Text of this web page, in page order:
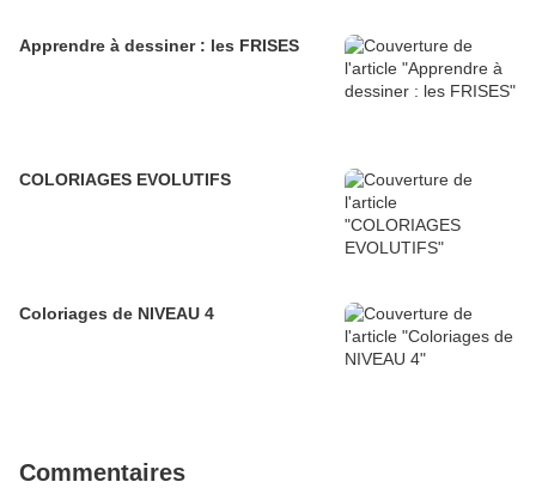
Apprendre à dessiner : les FRISES
COLORIAGES EVOLUTIFS
Coloriages de NIVEAU 4
Commentaires